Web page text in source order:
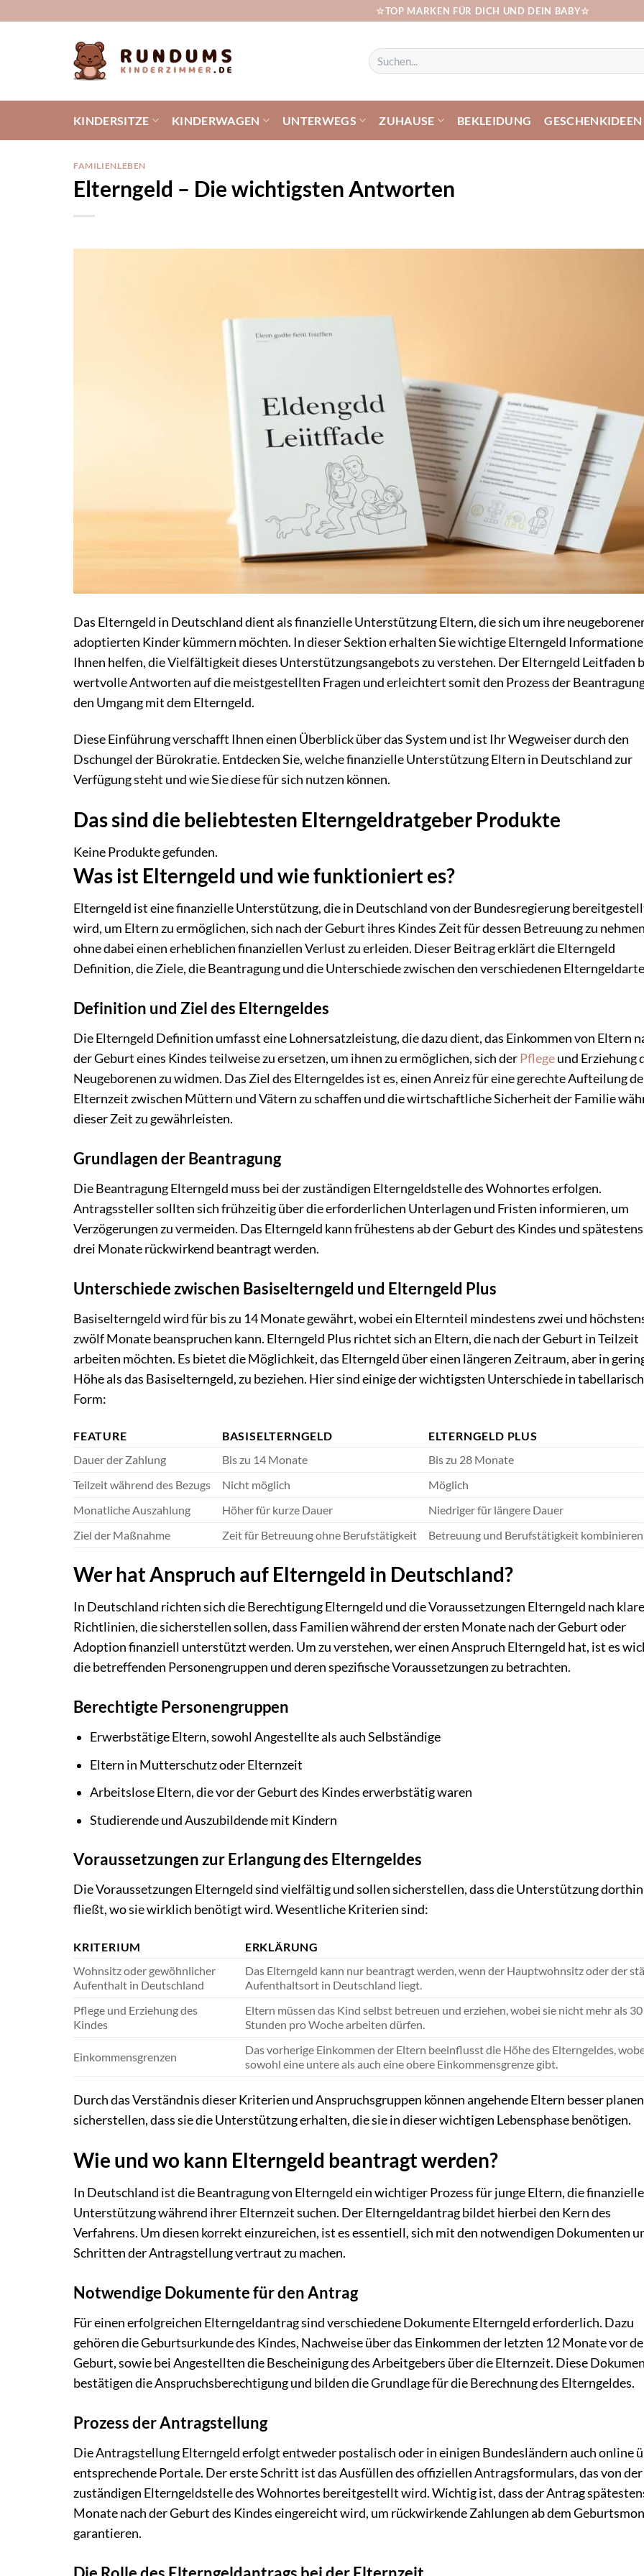
☆TOP MARKEN FÜR DICH UND DEIN BABY☆
Suchen
nach:
KINDERSITZE KINDERWAGEN UNTERWEGS ZUHAUSE BEKLEIDUNG GESCHENKIDEEN
FAMILIENLEBEN
Elterngeld – Die wichtigsten Antworten
Das Elterngeld in Deutschland dient als finanzielle Unterstützung Eltern, die sich um ihre
adoptierten Kinder kümmern möchten. In dieser Sektion erhalten Sie wichtige Elterngeld
Ihnen helfen, die Vielfältigkeit dieses Unterstützungsangebots zu verstehen. Der Elterngeld Leitfaden
wertvolle Antworten auf die meistgestellten Fragen und erleichtert somit den Prozess der
den Umgang mit dem Elterngeld.
Diese Einführung verschafft Ihnen einen Überblick über das System und ist Ihr Wegweiser durch den
Dschungel der Bürokratie. Entdecken Sie, welche finanzielle Unterstützung Eltern in Deutschland zur
Verfügung steht und wie Sie diese für sich nutzen können.
Das sind die beliebtesten Elterngeldratgeber Produkte
Keine Produkte gefunden.
Was ist Elterngeld und wie funktioniert es?
Elterngeld ist eine finanzielle Unterstützung, die in Deutschland von der Bundesregierung
wird, um Eltern zu ermöglichen, sich nach der Geburt ihres Kindes Zeit für dessen Betreuung zu
ohne dabei einen erheblichen finanziellen Verlust zu erleiden. Dieser Beitrag erklärt die Elterngeld
Definition, die Ziele, die Beantragung und die Unterschiede zwischen den verschiedenen
Definition und Ziel des Elterngeldes
Die Elterngeld Definition umfasst eine Lohnersatzleistung, die dazu dient, das Einkommen von Eltern
der Geburt eines Kindes teilweise zu ersetzen, um ihnen zu ermöglichen, sich derPflegeund Erziehung
Neugeborenen zu widmen. Das Ziel des Elterngeldes ist es, einen Anreiz für eine gerechte Aufteilung
Elternzeit zwischen Müttern und Vätern zu schaffen und die wirtschaftliche Sicherheit der Familie
dieser Zeit zu gewährleisten.
Grundlagen der Beantragung
Die Beantragung Elterngeld muss bei der zuständigen Elterngeldstelle des Wohnortes erfolgen.
Antragssteller sollten sich frühzeitig über die erforderlichen Unterlagen und Fristen informieren, um
Verzögerungen zu vermeiden. Das Elterngeld kann frühestens ab der Geburt des Kindes und
drei Monate rückwirkend beantragt werden.
Unterschiede zwischen Basiselterngeld und Elterngeld Plus
Basiselterngeld wird für bis zu 14 Monate gewährt, wobei ein Elternteil mindestens zwei und
zwölf Monate beanspruchen kann. Elterngeld Plus richtet sich an Eltern, die nach der Geburt in Teilzeit
arbeiten möchten. Es bietet die Möglichkeit, das Elterngeld über einen längeren Zeitraum, aber in
Höhe als das Basiselterngeld, zu beziehen. Hier sind einige der wichtigsten Unterschiede in
Form:
FEATURE BASISELTERNGELD
ELTERNGELD PLUS
Dauer der Zahlung
Bis zu 14 Monate
Bis zu 28 Monate
Teilzeit während des Bezugs
Nicht möglich
Möglich
Monatliche Auszahlung
Höher für kurze Dauer
Niedriger für längere Dauer
Ziel der Maßnahme
Zeit für Betreuung ohne Berufstätigkeit Betreuung und Berufstätigkeit kombinieren
Wer hat Anspruch auf Elterngeld in Deutschland?
In Deutschland richten sich die Berechtigung Elterngeld und die Voraussetzungen Elterngeld nach
Richtlinien, die sicherstellen sollen, dass Familien während der ersten Monate nach der Geburt oder
Adoption finanziell unterstützt werden. Um zu verstehen, wer einen Anspruch Elterngeld hat, ist es
die betreffenden Personengruppen und deren spezifische Voraussetzungen zu betrachten.
Berechtigte Personengruppen
Erwerbstätige Eltern, sowohl Angestellte als auch Selbständige
Eltern in Mutterschutz oder Elternzeit
Arbeitslose Eltern, die vor der Geburt des Kindes erwerbstätig waren
Studierende und Auszubildende mit Kindern
Voraussetzungen zur Erlangung des Elterngeldes
Die Voraussetzungen Elterngeld sind vielfältig und sollen sicherstellen, dass die Unterstützung dorthin
fließt, wo sie wirklich benötigt wird. Wesentliche Kriterien sind:
KRITERIUM
ERKLÄRUNG
Wohnsitz oder gewöhnlicher
Aufenthalt in Deutschland
Das Elterngeld kann nur beantragt werden, wenn der Hauptwohnsitz oder der
Aufenthaltsort in Deutschland liegt.
Pflege und Erziehung des
Kindes
Eltern müssen das Kind selbst betreuen und erziehen, wobei sie nicht mehr als 30
Stunden pro Woche arbeiten dürfen.
Einkommensgrenzen
Das vorherige Einkommen der Eltern beeinflusst die Höhe des Elterngeldes,
sowohl eine untere als auch eine obere Einkommensgrenze gibt.
Durch das Verständnis dieser Kriterien und Anspruchsgruppen können angehende Eltern besser
sicherstellen, dass sie die Unterstützung erhalten, die sie in dieser wichtigen Lebensphase benötigen.
Wie und wo kann Elterngeld beantragt werden?
In Deutschland ist die Beantragung von Elterngeld ein wichtiger Prozess für junge Eltern, die finanzielle
Unterstützung während ihrer Elternzeit suchen. Der Elterngeldantrag bildet hierbei den Kern des
Verfahrens. Um diesen korrekt einzureichen, ist es essentiell, sich mit den notwendigen Dokumenten
Schritten der Antragstellung vertraut zu machen.
Notwendige Dokumente für den Antrag
Für einen erfolgreichen Elterngeldantrag sind verschiedene Dokumente Elterngeld erforderlich. Dazu
gehören die Geburtsurkunde des Kindes, Nachweise über das Einkommen der letzten 12 Monate vor
Geburt, sowie bei Angestellten die Bescheinigung des Arbeitgebers über die Elternzeit. Diese
bestätigen die Anspruchsberechtigung und bilden die Grundlage für die Berechnung des Elterngeldes.
Prozess der Antragstellung
Die Antragstellung Elterngeld erfolgt entweder postalisch oder in einigen Bundesländern auch online
entsprechende Portale. Der erste Schritt ist das Ausfüllen des offiziellen Antragsformulars, das von der
zuständigen Elterngeldstelle des Wohnortes bereitgestellt wird. Wichtig ist, dass der Antrag
Monate nach der Geburt des Kindes eingereicht wird, um rückwirkende Zahlungen ab dem
garantieren.